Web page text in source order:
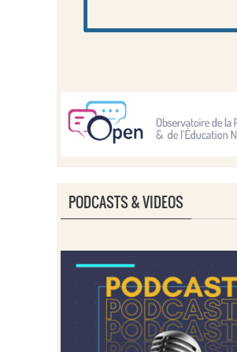
PODCASTS & VIDEOS